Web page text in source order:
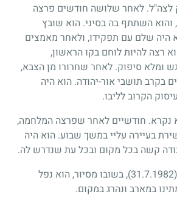
לצה"ל. לאחר שלושה חודשים פרצה
והוא השתתף בה בסיני. הוא שובץ
היה שלם עם תפקידו, ולאחר מאמצים
רצה להיות לוחם בקו הראשון,
ומלא סיפוק. לאחר שחרורו מן הצבא,
בקרב תושבי אור-יהודה. הוא היה
הקרוב לליבו.
נקרא. חודשיים לאחר שפרצה המלחמה,
בעיירה עליי במשך שבוע. הוא היה
קשה בכל מקום ובכל עת שנדרש לה.
(31.7.1982)
, בשובו מסיור, הוא נפל
במארב ונהרג במקום.